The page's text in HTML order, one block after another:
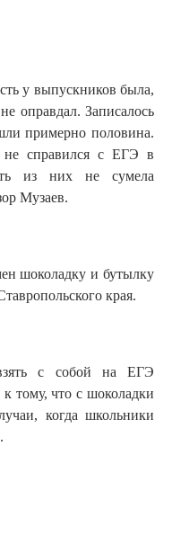
у выпускников была,
оправдал. Записалось
примерно половина.
справился с ЕГЭ в
из них не сумела
Музаев.
шоколадку и бутылку
края.
с собой на ЕГЭ
тому, что с шоколадки
когда школьники